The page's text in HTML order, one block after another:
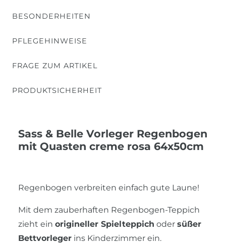
BESONDERHEITEN
PFLEGEHINWEISE
FRAGE ZUM ARTIKEL
PRODUKTSICHERHEIT
Sass & Belle Vorleger Regenbogen
mit Quasten creme rosa 64x50cm
Regenbogen verbreiten einfach gute Laune!
Mit dem zauberhaften Regenbogen-Teppich
zieht ein origineller Spielteppich oder süßer
Bettvorleger ins Kinderzimmer ein.